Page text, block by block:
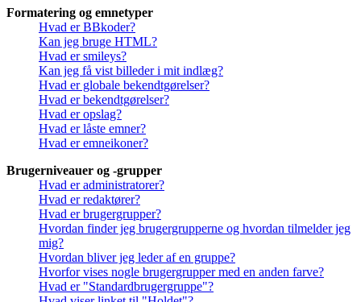
Formatering og emnetyper
Hvad er BBkoder?
Kan jeg bruge HTML?
Hvad er smileys?
Kan jeg få vist billeder i mit indlæg?
Hvad er globale bekendtgørelser?
Hvad er bekendtgørelser?
Hvad er opslag?
Hvad er låste emner?
Hvad er emneikoner?
Brugerniveauer og -grupper
Hvad er administratorer?
Hvad er redaktører?
Hvad er brugergrupper?
Hvordan finder jeg brugergrupperne og hvordan tilmelder jeg
mig?
Hvordan bliver jeg leder af en gruppe?
Hvorfor vises nogle brugergrupper med en anden farve?
Hvad er "Standardbrugergruppe"?